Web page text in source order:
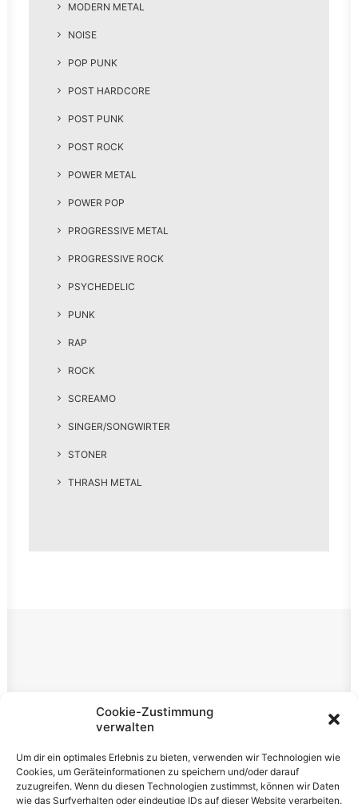
Cookie-Zustimmung
verwalten
Um dir ein optimales Erlebnis zu bieten, verwenden wir Technologien wie
Cookies, um Geräteinformationen zu speichern und/oder darauf
zuzugreifen. Wenn du diesen Technologien zustimmst, können wir Daten
wie das Surfverhalten oder eindeutige IDs auf dieser Website verarbeiten.
MODERN METAL
NOISE
POP PUNK
POST HARDCORE
POST PUNK
POST ROCK
POWER METAL
POWER POP
PROGRESSIVE METAL
PROGRESSIVE ROCK
PSYCHEDELIC
PUNK
RAP
ROCK
SCREAMO
SINGER/SONGWIRTER
STONER
THRASH METAL
Rechtliches
Datenschutzerklärung
Cookie-Richtlinie (EU)